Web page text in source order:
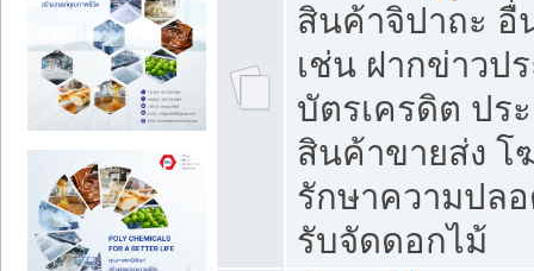
สินค้าจิปาถะ อื่
เช่น ฝากข่าวป
บัตรเครดิต ปร
สินค้าขายส่ง
รักษาความปล
รับจัดดอกไม้